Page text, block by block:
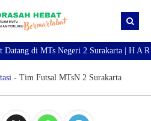
di MTs Negeri 2 Surakarta | H A R
- Tim Futsal MTsN 2 Surakarta